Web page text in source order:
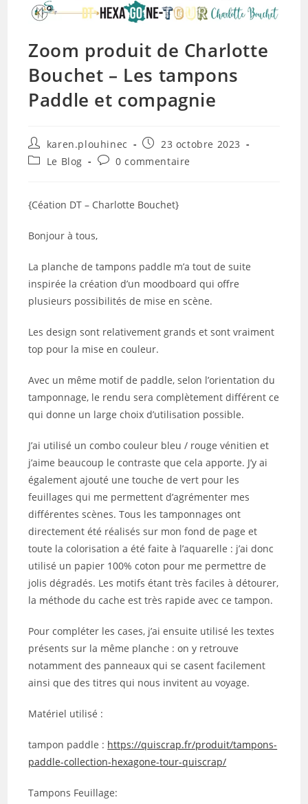
Zoom produit de Charlotte
Bouchet – Les tampons
Paddle et compagnie
Auteur/autrice
de
la
karen.plouhinec
Publication
publiée :
23 octobre 2023
PostLe Blog
Commentaires
publication :
0 commentaire
{Céation DT – Charlotte Bouchet}
Bonjour à tous,
La planche de tampons paddle m’a tout de suite
inspirée la création d’un moodboard qui offre
plusieurs possibilités de mise en scène.
Les design sont relativement grands et sont vraiment
top pour la mise en couleur.
Avec un même motif de paddle, selon l’orientation du
tamponnage, le rendu sera complètement différent ce
qui donne un large choix d’utilisation possible.
J’ai utilisé un combo couleur bleu / rouge vénitien et
j’aime beaucoup le contraste que cela apporte. J’y ai
également ajouté une touche de vert pour les
feuillages qui me permettent d’agrémenter mes
différentes scènes. Tous les tamponnages ont
directement été réalisés sur mon fond de page et
toute la colorisation a été faite à l’aquarelle : j’ai donc
utilisé un papier 100% coton pour me permettre de
jolis dégradés. Les motifs étant très faciles à détourer,
la méthode du cache est très rapide avec ce tampon.
Pour compléter les cases, j’ai ensuite utilisé les textes
présents sur la même planche : on y retrouve
notamment des panneaux qui se casent facilement
ainsi que des titres qui nous invitent au voyage.
Matériel utilisé :
tampon paddle : https://quiscrap.fr/produit/tampons-
paddle-collection-hexagone-tour-quiscrap/
Tampons Feuillage: